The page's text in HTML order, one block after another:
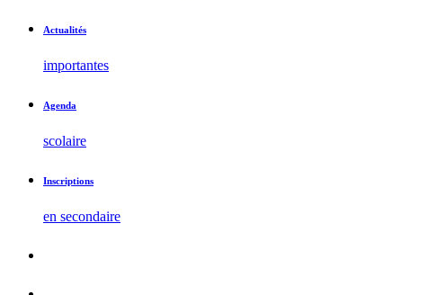
Actualités
importantes
Agenda
scolaire
Inscriptions
en secondaire